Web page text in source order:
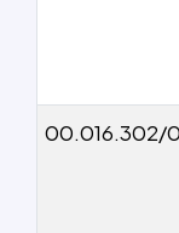
00.016.302/